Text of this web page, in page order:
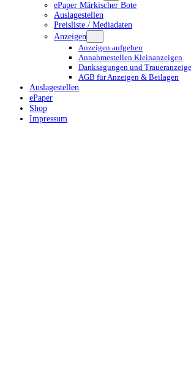
ePaper Märkischer Bote
Auslagestellen
Preisliste / Mediadaten
Anzeigen
Anzeigen aufgeben
Annahmestellen Kleinanzeigen
Danksagungen und
AGB für Anzeigen & Beilagen
Auslagestellen
ePaper
Shop
Impressum